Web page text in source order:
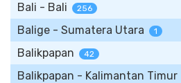
Bali - Bali 256
Balige - Sumatera Utara 1
Balikpapan 42
Balikpapan - Kalimantan Timur